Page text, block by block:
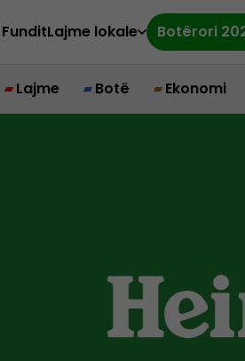
Lajme lokale Botërori
Lajme Botë Ekonomi